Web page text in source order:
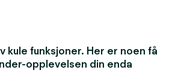
kule funksjoner. Her er noen få
opplevelsen din enda